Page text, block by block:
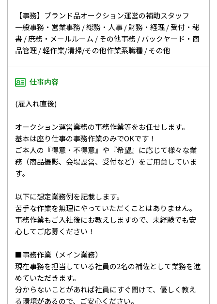
【事務】ブランド品オークション運営の補助スタッフ
一般事務・営業事務 / 総務・人事 / 財務・経理 / 受付・秘
書 / 庶務・メールルーム / その他事務 / バックヤード・商
品管理 / 軽作業/清掃/その他作業系職種 / その他
仕事内容
(雇入れ直後)
オークション運営業務の事務作業等をお任せします。
基本は座り仕事の事務作業のみでOKです！
ご本人の『得意・不得意』や『希望』に応じて様々な業
務（商品撮影、会場設営、受付など）をご用意していま
す。
以下に想定業務例を記載します。
苦手な作業を無理にやっていただくことはありません。
事務作業もご入社後にお教えしますので、未経験でも安
心してご応募ください！
■事務作業（メイン業務）
現在事務を担当している社員の2名の補佐として業務を進
めていただきます。
分からないことがあれば社員にすぐ聞けて、優しく教え
る環境があるので、ご安心ください。